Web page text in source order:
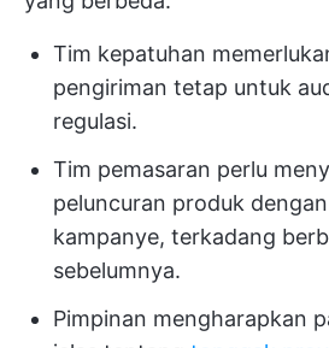
Tim kepatuhan
pengiriman tetap untuk
regulasi.
Tim pemasaran perlu
peluncuran produk
kampanye, terkadang
sebelumnya.
Pimpinan mengharapkan